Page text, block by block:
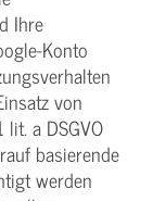
Ihre
Konto
von
a DSGVO
basierende
werden